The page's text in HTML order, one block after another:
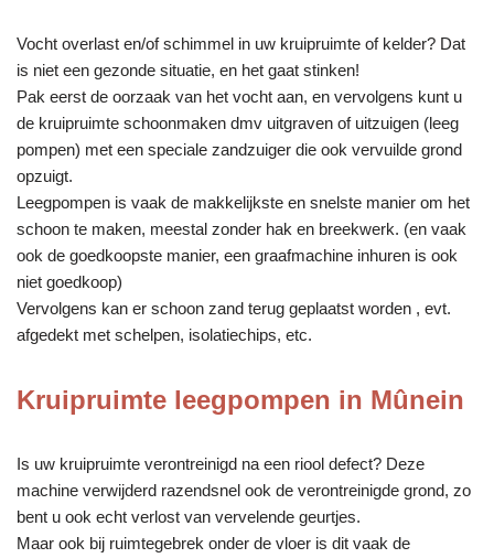
Vocht overlast en/of schimmel in uw kruipruimte of kelder? Dat
is niet een gezonde situatie, en het gaat stinken!
Pak eerst de oorzaak van het vocht aan, en vervolgens kunt u
de kruipruimte schoonmaken dmv uitgraven of uitzuigen (leeg
pompen) met een speciale zandzuiger die ook vervuilde grond
opzuigt.
Leegpompen is vaak de makkelijkste en snelste manier om het
schoon te maken, meestal zonder hak en breekwerk. (en vaak
ook de goedkoopste manier, een graafmachine inhuren is ook
niet goedkoop)
Vervolgens kan er schoon zand terug geplaatst worden , evt.
afgedekt met schelpen, isolatiechips, etc.
Kruipruimte leegpompen in Mûnein
Is uw kruipruimte verontreinigd na een riool defect? Deze
machine verwijderd razendsnel ook de verontreinigde grond, zo
bent u ook echt verlost van vervelende geurtjes.
Maar ook bij ruimtegebrek onder de vloer is dit vaak de